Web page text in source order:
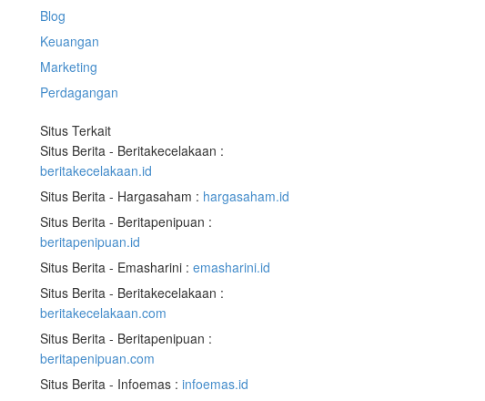
Blog
Keuangan
Marketing
Perdagangan
Situs Terkait
Situs Berita - Beritakecelakaan :
beritakecelakaan.id
Situs Berita - Hargasaham : hargasaham.id
Situs Berita - Beritapenipuan :
beritapenipuan.id
Situs Berita - Emasharini :emasharini.id
Situs Berita - Beritakecelakaan :
beritakecelakaan.com
Situs Berita - Beritapenipuan :
beritapenipuan.com
Situs Berita - Infoemas :infoemas.id